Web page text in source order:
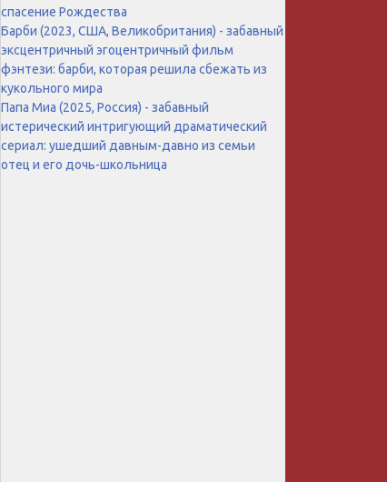
спасение Рождества
Барби (2023, США, Великобритания) - забавный
эксцентричный эгоцентричный фильм
фэнтези: барби, которая решила сбежать из
кукольного мира
Папа Миа (2025, Россия) - забавный
истерический интригующий драматический
сериал: ушедший давным-давно из семьи
отец и его дочь-школьница